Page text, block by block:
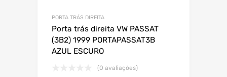
PORTA TRÁS DIREITA
Porta trás direita VW PASSAT
(3B2) 1999 PORTAPASSAT3B
AZUL ESCURO
(0 avaliações)